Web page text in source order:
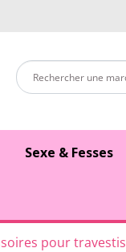
Sexe & Fesses
pour travestis